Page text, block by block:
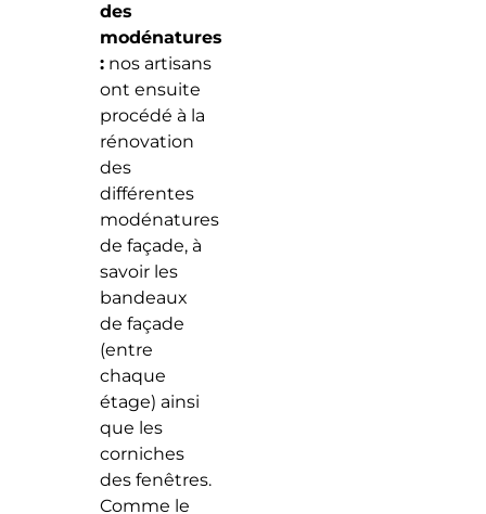
des
modénatures
:nos artisans
ont ensuite
procédé à la
rénovation
des
différentes
modénatures
de façade, à
savoir les
bandeaux
de façade
(entre
chaque
étage) ainsi
que les
corniches
des fenêtres.
Comme le